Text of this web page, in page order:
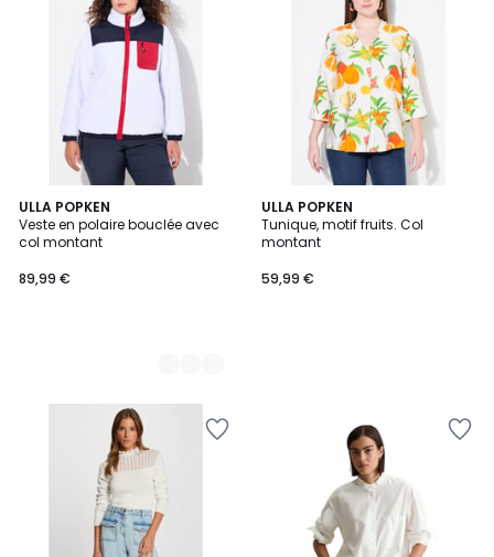
ULLA POPKEN
Veste en polaire bouclée avec
col montant
89,99 €
2
Couleurs
ULLA POPKEN
Tunique, motif fruits. Col
montant
59,99 €